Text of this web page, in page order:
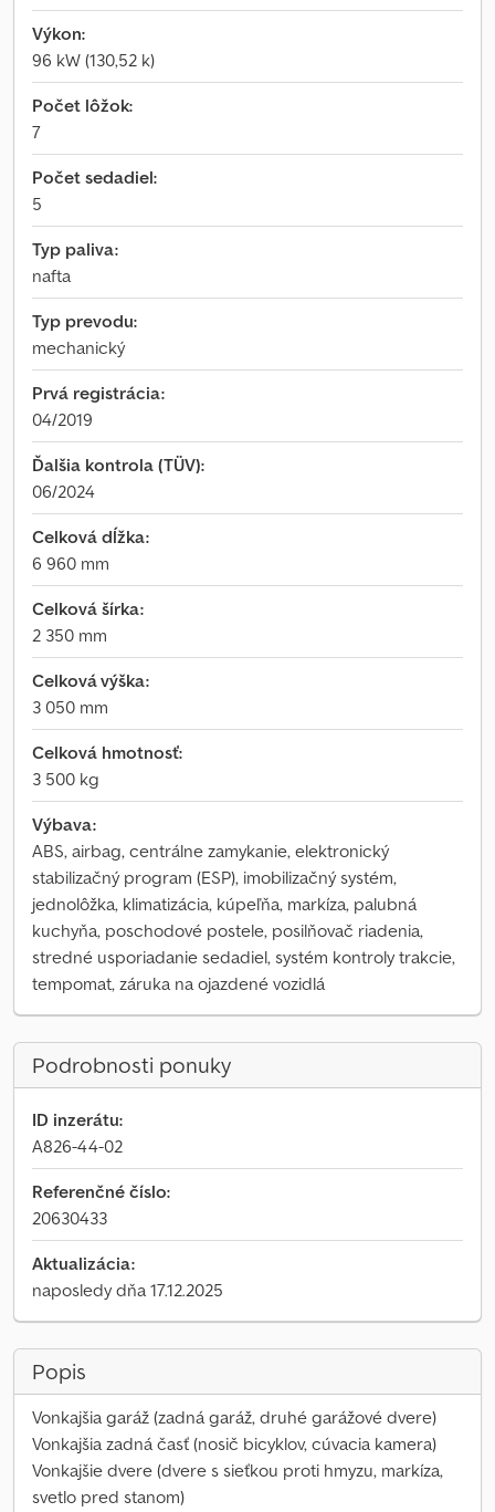
Výkon:
96 kW (130,52 k)
Počet lôžok:
7
Počet sedadiel:
5
Typ paliva:
nafta
Typ prevodu:
mechanický
Prvá registrácia:
04/2019
Ďalšia kontrola (TÜV):
06/2024
Celková dĺžka:
6 960 mm
Celková šírka:
2 350 mm
Celková výška:
3 050 mm
Celková hmotnosť:
3 500 kg
Výbava:
ABS, airbag, centrálne zamykanie, elektronický
stabilizačný program (ESP), imobilizačný systém,
jednolôžka, klimatizácia, kúpeľňa, markíza, palubná
kuchyňa, poschodové postele, posilňovač riadenia,
stredné usporiadanie sedadiel, systém kontroly trakcie,
tempomat, záruka na ojazdené vozidlá
Podrobnosti ponuky
ID inzerátu:
A826-44-02
Referenčné číslo:
20630433
Aktualizácia:
naposledy dňa 17.12.2025
Popis
Vonkajšia garáž (zadná garáž, druhé garážové dvere)
Vonkajšia zadná časť (nosič bicyklov, cúvacia kamera)
Vonkajšie dvere (dvere s sieťkou proti hmyzu, markíza,
svetlo pred stanom)